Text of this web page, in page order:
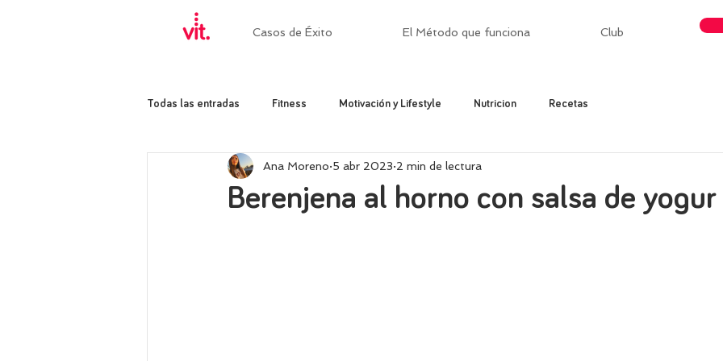
Casos de Éxito El Método que funciona Club
Todas las entradas Fitness Motivación y Lifestyle Nutricion Recetas
Berenjena al horno con salsa de yogur
Ana Moreno 5 abr 2023 2 min de lectura